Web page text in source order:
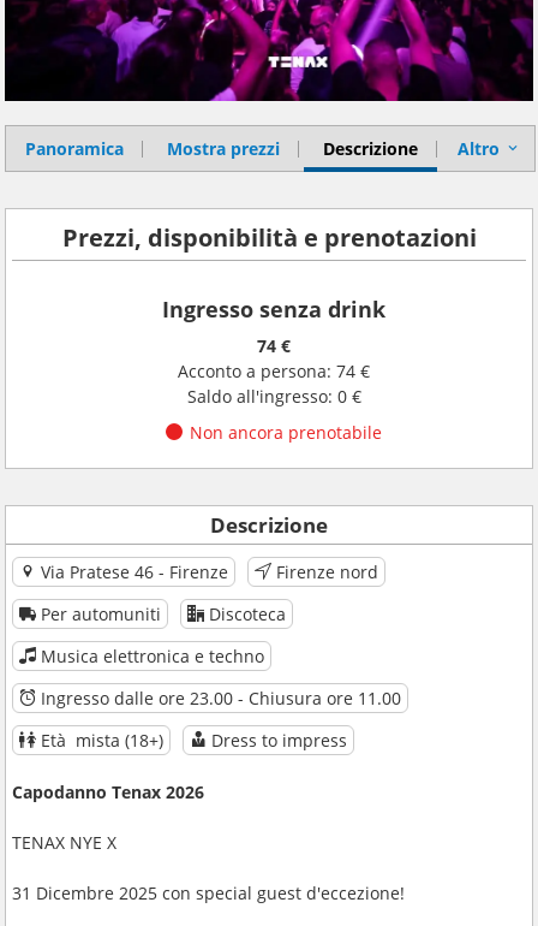
Panoramica Mostra prezzi Descrizione Altro
Prezzi, disponibilità e prenotazioni
Ingresso senza drink
74 €
Acconto a persona: 74 €
Saldo all'ingresso: 0 €
Non ancora prenotabile
Descrizione
Via Pratese 46 - Firenze
Firenze nord
Per automuniti
Discoteca
Musica elettronica e techno
Ingresso dalle ore 23.00 - Chiusura ore 11.00
Età mista (18+)
Dress to impress
Capodanno Tenax 2026
TENAX NYE X
31 Dicembre 2025 con special guest d'eccezione!